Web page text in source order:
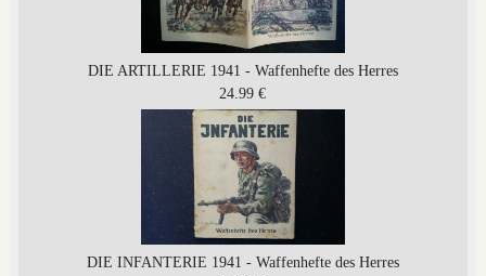
DIE ARTILLERIE 1941 - Waffenhefte des Herres
24.99 €
DIE INFANTERIE 1941 - Waffenhefte des Herres